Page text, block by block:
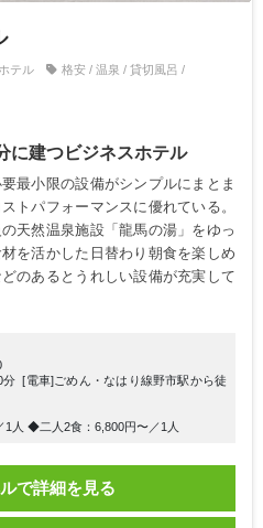
テル 格安 / 温泉 / 貸切風呂 /
に建つビジネスホテル
最小限の設備がシンプルにまとま
トパフォーマンスに優れている。
天然温泉施設「龍馬の湯」をゆっ
を活かした日替わり朝食を楽しめ
のあるとうれしい設備が充実して
[電車]ごめん・なはり線野市駅から徒
人 ◆二人2食：6,800円〜／1人
で詳細を見る